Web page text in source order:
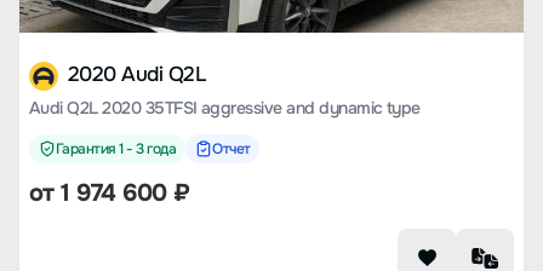
2020 Audi Q2L
Audi Q2L 2020 35TFSI aggressive and dynamic type
Гарантия 1 - 3 года Отчет
от1 974 600₽